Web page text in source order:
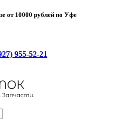
от 10000 рублей по Уфе
955-52-21